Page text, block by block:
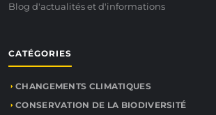
Blog d'actualités et d'informations
CATÉGORIES
CHANGEMENTS CLIMATIQUES
CONSERVATION DE LA BIODIVERSITÉ